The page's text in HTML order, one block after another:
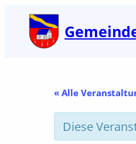
« Alle
Diese